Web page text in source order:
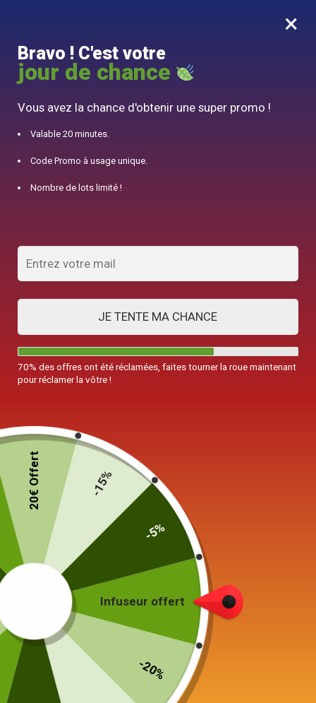
0
10% offert pour 50€ d’achats avec le code DJINN10
Théière en Verre avec Infuseur
1L
19 en stock
Ajouter au panier
×
Bravo ! C'est votre
jour de chance
Vous avez la chance d'obtenir une super promo !
Valable 20 minutes.
Code Promo à usage unique.
Nombre de lots limité !
JE TENTE MA CHANCE
70% des offres ont été réclamées, faites tourner la roue maintenant
pour réclamer la vôtre !
Infuseur offert
-20%
20€ Offert -15%
-5%